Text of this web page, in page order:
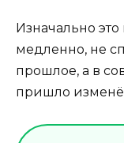
Изначально
медленно, не
прошлое, а в
пришло